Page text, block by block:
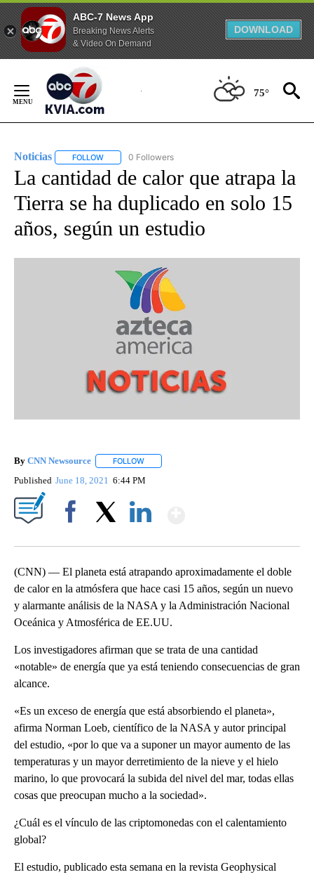
ABC-7 News App
Breaking News Alerts
& Video On Demand
DOWNLOAD
Content
75°
Noticias FOLLOW FOLLOW "NOTICIAS" TO RECEIVE NOTIFICATIONS
0 Followers
La cantidad de calor que atrapa la
Tierra se ha duplicado en solo 15
años, según un estudio
By CNN Newsource FOLLOW
Published June 18, 2021 6:44 PM
(CNN) — El planeta está atrapando aproximadamente el doble
de calor en la atmósfera que hace casi 15 años, según un nuevo
y alarmante análisis de la NASA y la Administración Nacional
Oceánica y Atmosférica de EE.UU.
Los investigadores afirman que se trata de una cantidad
«notable» de energía que ya está teniendo consecuencias de gran
alcance.
«Es un exceso de energía que está absorbiendo el planeta»,
afirma Norman Loeb, científico de la NASA y autor principal
del estudio, «por lo que va a suponer un mayor aumento de las
temperaturas y un mayor derretimiento de la nieve y el hielo
marino, lo que provocará la subida del nivel del mar, todas ellas
cosas que preocupan mucho a la sociedad».
¿Cuál es el vínculo de las criptomonedas con el calentamiento
global?
El estudio, publicado esta semana en la revista Geophysical